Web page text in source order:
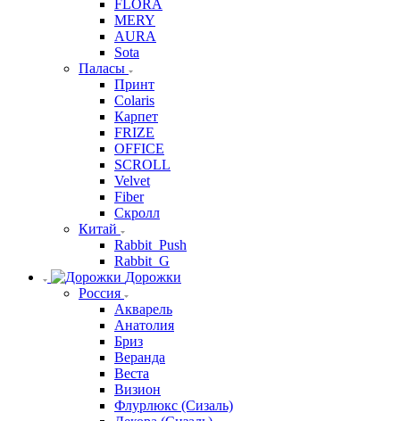
FLORA
MERY
AURA
Sota
Паласы
Принт
Colaris
Карпет
FRIZE
OFFICE
SCROLL
Velvet
Fiber
Скролл
Китай
Rabbit_Push
Rabbit_G
Дорожки
Россия
Акварель
Анатолия
Бриз
Веранда
Веста
Визион
Флурлюкс (Сизаль)